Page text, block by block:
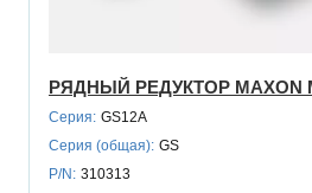
РЯДНЫЙ РЕДУКТОР MAXON
Серия: GS12A
Серия (общая): GS
P/N: 310313